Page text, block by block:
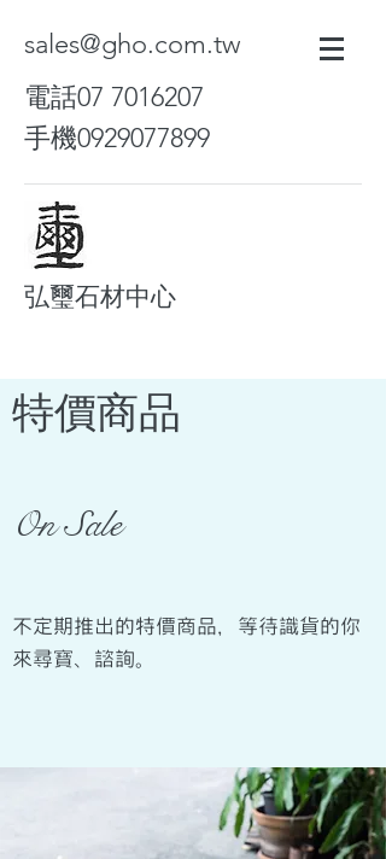
sales@gho.com.tw
電話07 7016207
手機0929077899
弘璽石材中心
​特價商品
On Sale
​不定期推出的特價商品，等待識貨的你
來尋寶、諮詢。